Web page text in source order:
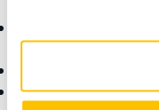
Malzemeler
Makineler